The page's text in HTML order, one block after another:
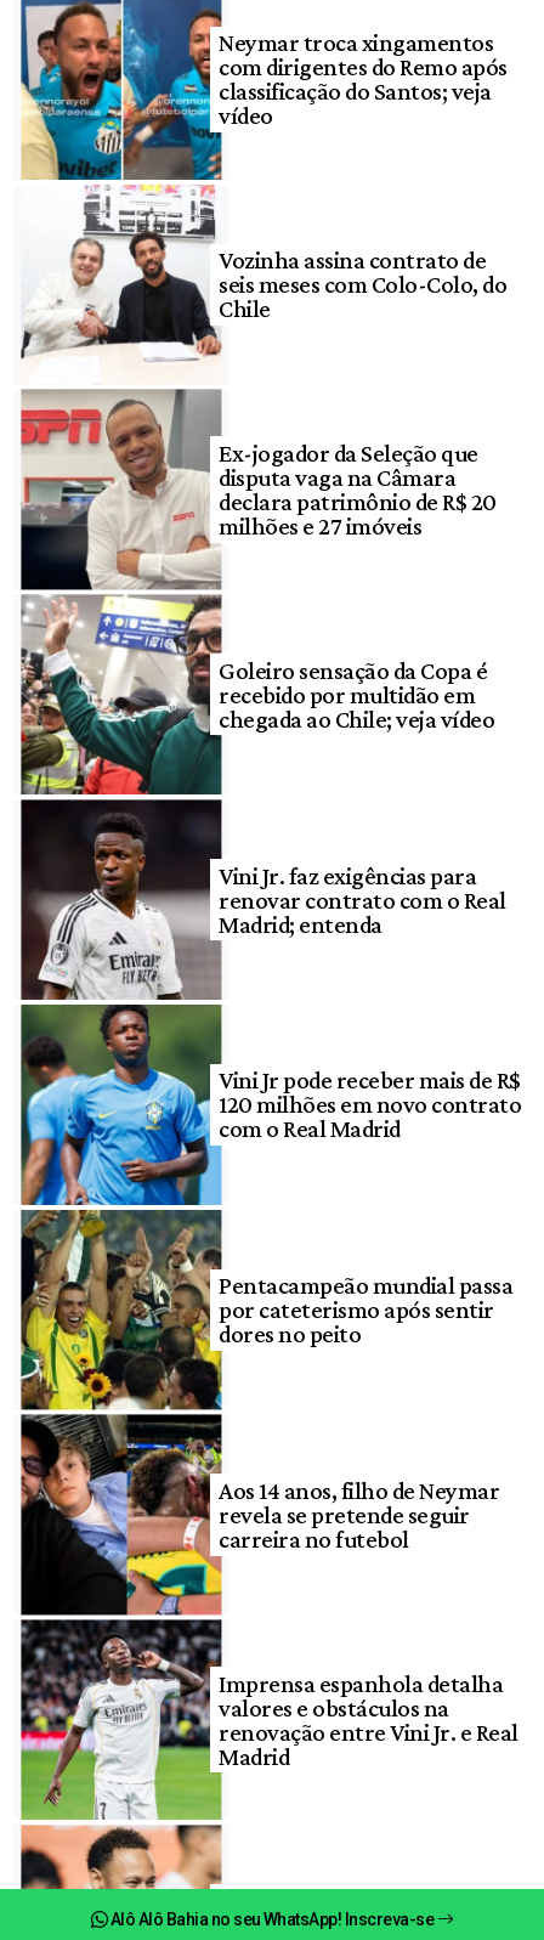
Alô Alô Bahia no seu WhatsApp! Inscreva-se
Neymar troca xingamentos
com dirigentes do Remo após
classificação do Santos; veja
vídeo
Vozinha assina contrato de
seis meses com Colo-Colo, do
Chile
Ex-jogador da Seleção que
disputa vaga na Câmara
declara patrimônio de R$ 20
milhões e 27 imóveis
Goleiro sensação da Copa é
recebido por multidão em
chegada ao Chile; veja vídeo
Vini Jr. faz exigências para
renovar contrato com o Real
Madrid; entenda
Vini Jr pode receber mais de R$
120 milhões em novo contrato
com o Real Madrid
Pentacampeão mundial passa
por cateterismo após sentir
dores no peito
Aos 14 anos, filho de Neymar
revela se pretende seguir
carreira no futebol
Imprensa espanhola detalha
valores e obstáculos na
renovação entre Vini Jr. e Real
Madrid
sobre futuro no Santos: ‘Vou